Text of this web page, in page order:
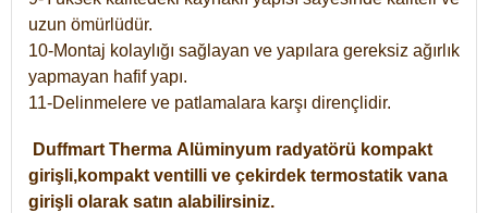
uzun ömürlüdür.
10-Montaj kolaylığı sağlayan ve yapılara gereksiz ağırlık
yapmayan hafif yapı.
11-Delinmelere ve patlamalara karşı dirençlidir.
Duffmart Therma Alüminyum radyatörü kompakt
girişli,kompakt ventilli ve çekirdek termostatik vana
girişli olarak satın alabilirsiniz.